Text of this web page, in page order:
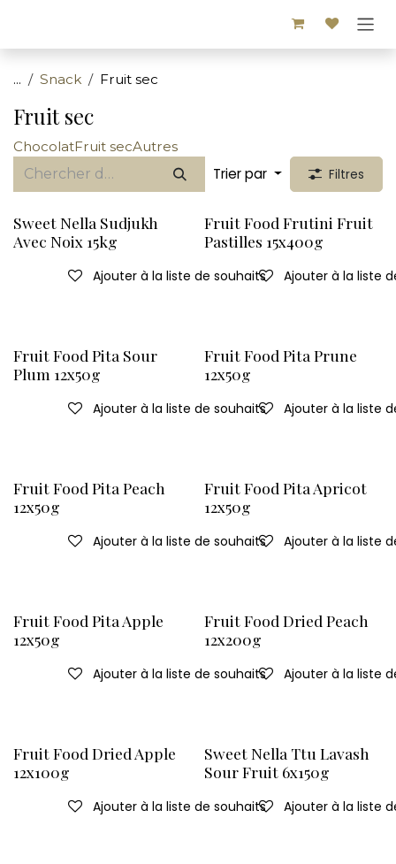
... Snack Fruit sec
Fruit sec
ChocolatFruit secAutres
Trier par Filtres
Sweet Nella Sudjukh
Avec Noix 15kg
Ajouter à la liste de souhaits
Fruit Food Frutini Fruit
Pastilles 15x400g
Ajouter à la liste
Fruit Food Pita Sour
Plum 12x50g
Ajouter à la liste de souhaits
Fruit Food Pita Prune
12x50g
Ajouter à la liste
Fruit Food Pita Peach
12x50g
Ajouter à la liste de souhaits
Fruit Food Pita Apricot
12x50g
Ajouter à la liste
Fruit Food Pita Apple
12x50g
Ajouter à la liste de souhaits
Fruit Food Dried Peach
12x200g
Ajouter à la liste
Fruit Food Dried Apple
12x100g
Ajouter à la liste de souhaits
Sweet Nella Ttu Lavash
Sour Fruit 6x150g
Ajouter à la liste